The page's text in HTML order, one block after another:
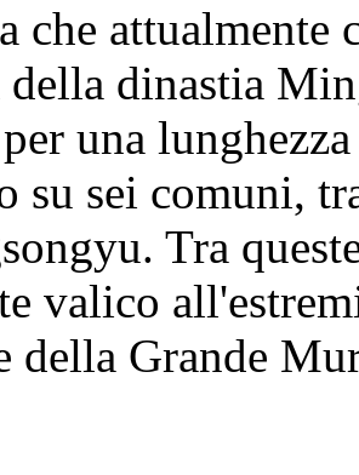
che
dinastia
una
su sei comuni,
Tra
valico
della Grande